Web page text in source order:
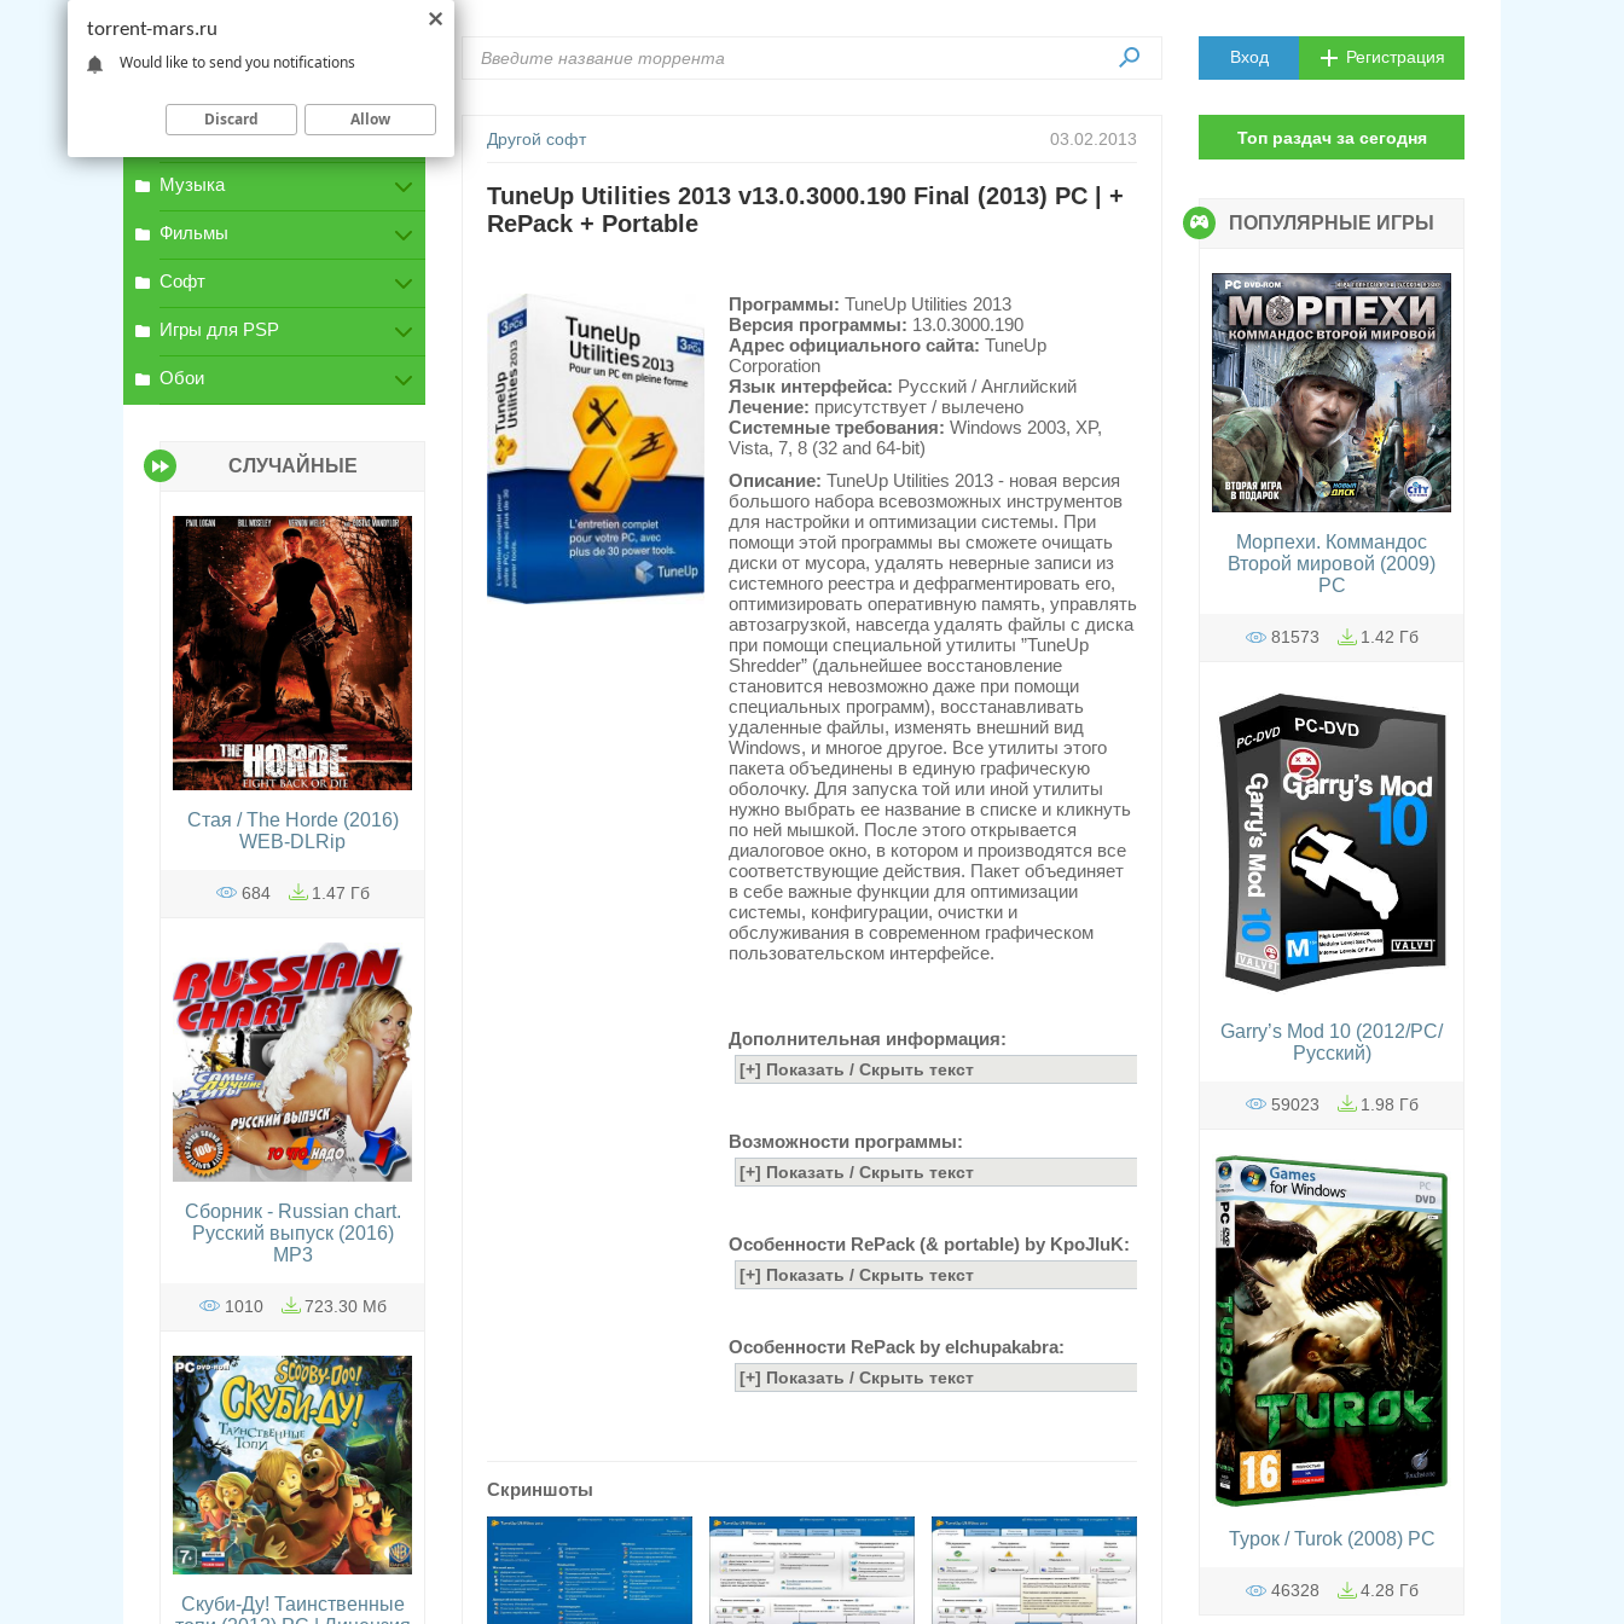
Другой софт 03.02.2013
TuneUp Utilities 2013 v13.0.3000.190 Final (2013) PC | +
RePack + Portable
Программы: TuneUp Utilities 2013
Версия программы: 13.0.3000.190
Адрес официального сайта: TuneUp
Corporation
Язык интерфейса: Русский / Английский
Лечение: присутствует / вылечено
Системные требования: Windows 2003, XP,
Vista, 7, 8 (32 and 64-bit)
Описание: TuneUp Utilities 2013 - новая версия
большого набора всевозможных инструментов
для настройки и оптимизации системы. При
помощи этой программы вы сможете очищать
диски от мусора, удалять неверные записи из
системного реестра и дефрагментировать его,
оптимизировать оперативную память, управлять
автозагрузкой, навсегда удалять файлы с диска
при помощи специальной утилиты ”TuneUp
Shredder” (дальнейшее восстановление
становится невозможно даже при помощи
специальных программ), восстанавливать
удаленные файлы, изменять внешний вид
Windows, и многое другое. Все утилиты этого
пакета объединены в единую графическую
оболочку. Для запуска той или иной утилиты
нужно выбрать ее название в списке и кликнуть
по ней мышкой. После этого открывается
диалоговое окно, в котором и производятся все
соответствующие действия. Пакет объединяет
в себе важные функции для оптимизации
системы, конфигурации, очистки и
обслуживания в современном графическом
пользовательском интерфейсе.
Дополнительная информация:
Возможности программы:
Особенности RePack (& portable) by KpoJIuK:
Особенности RePack by elchupakabra:
Скриншоты
Вход Регистрация
Топ раздач за сегодня
ПОПУЛЯРНЫЕ ИГРЫ
Морпехи. Коммандос
Второй мировой (2009)
PC
81573 1.42 Гб
Garry’s Mod 10 (2012/PC/
Русский)
59023 1.98 Гб
Турок / Turok (2008) PC
46328 4.28 Гб
Игры для PC
Музыка
Фильмы
Софт
Игры для PSP
Обои
СЛУЧАЙНЫЕ
Стая / The Horde (2016)
WEB-DLRip
684 1.47 Гб
Сборник - Russian chart.
Русский выпуск (2016)
MP3
1010 723.30 Мб
Скуби-Ду! Таинственные
torrent-mars.ru
Would like to send you notifications
Discard Allow